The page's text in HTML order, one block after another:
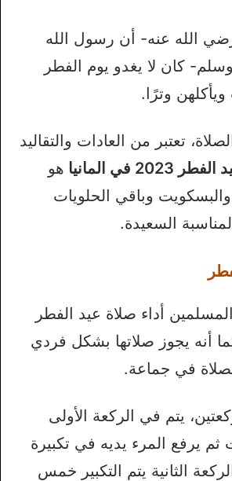
الله عنه- أن رسول الله
كان لا يغدو يوم الفطر
وترًا.
تعتبر من العادات والتقاليد
2023 في المانيا
هو
وباقي الحلويات
السعيدة.
أداء صلاة عيد الفطر
أنه يجوز صلاتها بشكل فردي
في جماعة.
يتم في الركعة الأولى
ثم يرفع المرء يديه في تكبيرة
الثانية يتم التكبير خمس